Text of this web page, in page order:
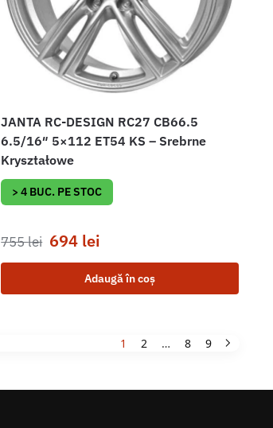
JANTA RC-DESIGN RC27 CB66.5
6.5/16″ 5×112 ET54 KS – Srebrne
Kryształowe
> 4 BUC. PE STOC
755lei 694 lei
Adaugă în coș
1 2 … 8 9